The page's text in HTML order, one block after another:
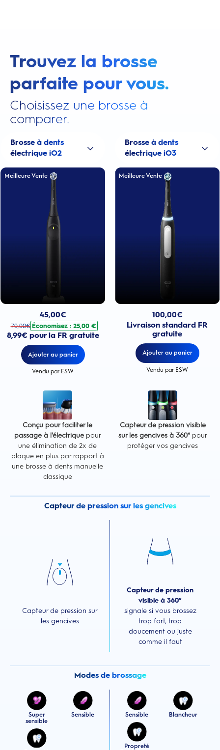
Trouvez la brosse
parfaite pour vous.
Choisissez une brosse à
comparer.
Brosse à dents
électrique iO2
Meilleure Vente
45,00€
70,00€ Économisez : 25,00 €
8,99€ pour la FR gratuite
Ajouter au panier
Vendu par ESW
Brosse à dents
électrique iO3
Meilleure Vente
100,00€
Livraison standard FR
gratuite
Ajouter au panier
Vendu par ESW
Conçu pour faciliter le
passage à l'électriquepour
une élimination de 2x de
plaque en plus par rapport à
une brosse à dents manuelle
classique
Capteur de pression visible
sur les gencives à 360°pour
protéger vos gencives
Capteur de pression sur les gencives
Capteur de pression sur
les gencives
Capteur de pression
visible à 360°
signale si vous brossez
trop fort, trop
doucement ou juste
comme il faut
Modes de brossage
Super
sensible
Sensible Sensible Blancheur
Propreté